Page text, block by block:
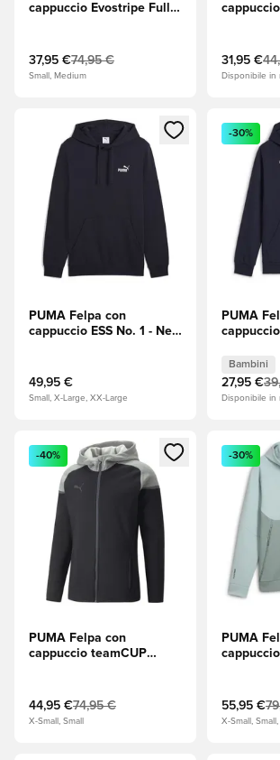
cappuccio Evostripe Full
37,95 €74,95 €
Small, Medium
31,95 €
Disponibile in
Apre una finestra modale per accedere
PUMA Felpa con
cappuccio ESS No. 1 - New
49,95 €
Small, X-Large, XX-Large
Apre
-30%
PUMA
Bambini
27,95 €
Disponibile in
Apre una finestra modale per accedere
-40%
PUMA Felpa con
cappuccio teamCUP
44,95 €74,95 €
X-Small, Small
Apre
-30%
PUMA
55,95 €
X-Small,